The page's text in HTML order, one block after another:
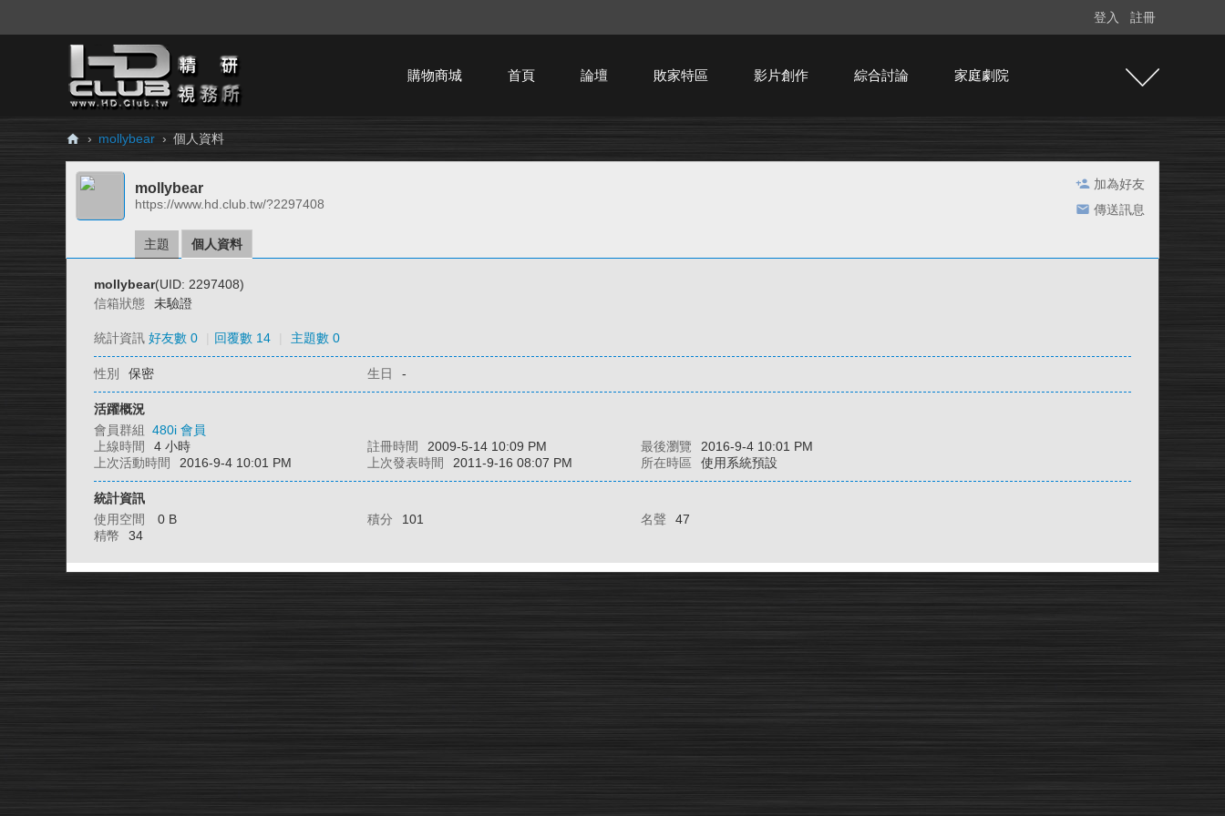
登入 註冊
購物商城 首頁 論壇 敗家特區 影片創作 綜合討論 家庭劇院
H
Cl
› mollybear › 個人資料
加為好友
傳送訊息
mollybear
https://www.hd.club.tw/?2297408
主題 個人資料
mollybear(UID: 2297408)
信箱狀態
未驗證
統計資訊 好友數 0 回覆數 14 主題數 0
性別 保密 生日 -
活躍概況
會員群組 480i 會員
上線時間
4 小時 註冊時間 2009-5-14 10:09 PM 最後瀏覽
2016-9-4 10:01 PM
上次活動時間
2016-9-4 10:01 PM 上次發表時間 2011-9-16 08:07 PM 所在時區 使用系統預設
統計資訊
使用空間
0 B 積分 101 名聲
47
精幣
34